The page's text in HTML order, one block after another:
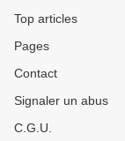
Top articles
Pages
Contact
Signaler un abus
C.G.U.